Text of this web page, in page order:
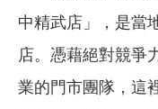
中精武店」，是當
店。憑藉絕對競爭
業的門市團隊，這